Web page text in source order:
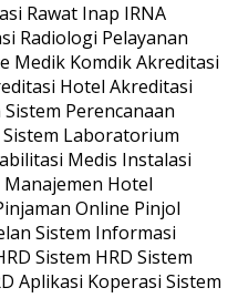
Rawat Inap IRNA
Radiologi Pelayanan
Medik Komdik Akreditasi
Hotel Akreditasi
Perencanaan
Laboratorium
Medis Instalasi
Hotel
Online Pinjol
Sistem Informasi
Sistem HRD Sistem
Aplikasi Koperasi Sistem